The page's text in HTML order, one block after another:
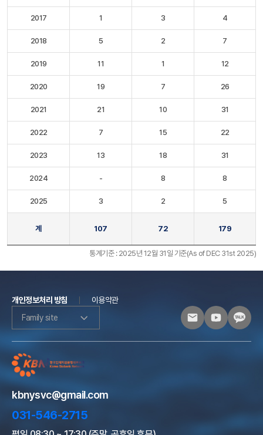
2017 1 3 4
2018 5 2 7
2019 11 1 12
2020 19 7 26
2021 21 10 31
2022 7 15 22
2023 13 18 31
2024 - 8 8
2025 3 2 5
계 107 72 179
통계기준 : 2025년 12월 31일 기준(As of DEC 31st 2025)
개인정보처리 방침
이용약관
Family site
kbnysvc@gmail.com
031-546-2715